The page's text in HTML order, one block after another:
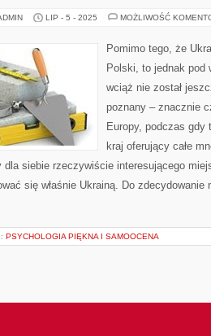
LIP - 5 - 2025 MOŻLIWOŚĆ
Pomimo tego, że
Polski, to jednak pod
wciąż nie został
poznany – znacznie
Europy, podczas gdy
kraj oferujący całe
siebie rzeczywiście interesującego
się właśnie Ukrainą. Do
PSYCHOLOGIA PIĘKNA I SAMOOCENA